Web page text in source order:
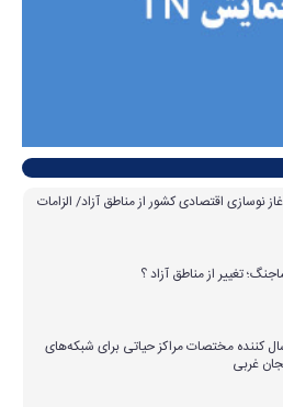
نوسازی اقتصادی کشور از مناطق آزاد/ الزامات
تغییر از مناطق آزاد ؟
عامل ارسال کننده مختصات مراکز حیاتی برای شبکه‌های
غربی